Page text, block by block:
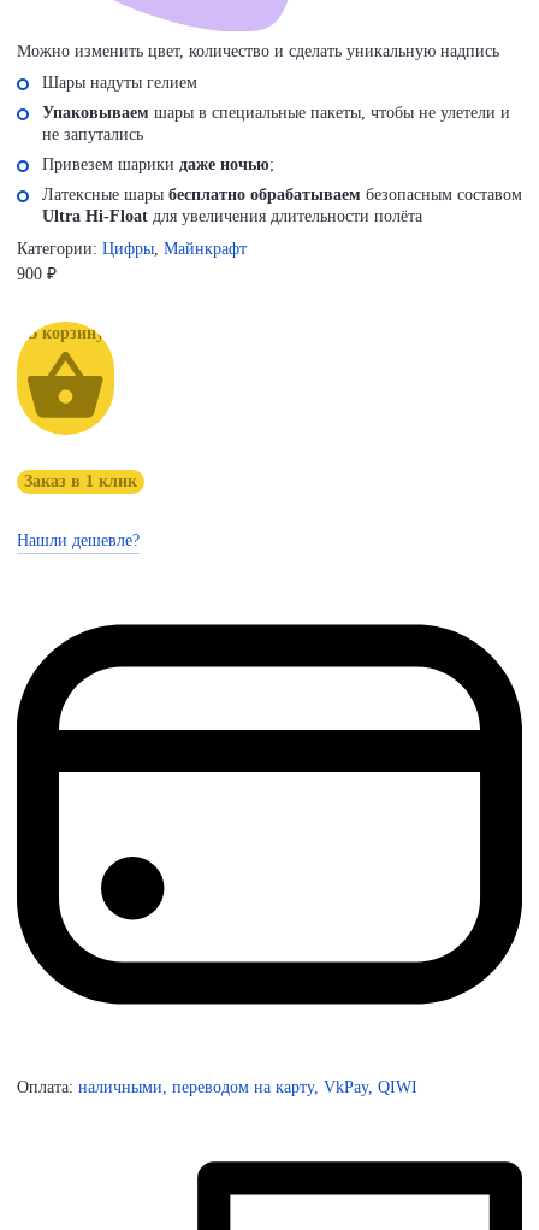
Можно изменить цвет, количество и сделать уникальную надпись
Шары надуты гелием
Упаковываем шары в специальные пакеты, чтобы не улетели и
не запутались
Привезем шарики даже ночью;
Латексные шары бесплатно обрабатываем безопасным составом
Ultra Hi-Float для увеличения длительности полёта
Категории: Цифры Майнкрафт
900 ₽
Заказ в 1 клик
Нашли дешевле?
Оплата: наличными, переводом на карту, VkPay, QIWI